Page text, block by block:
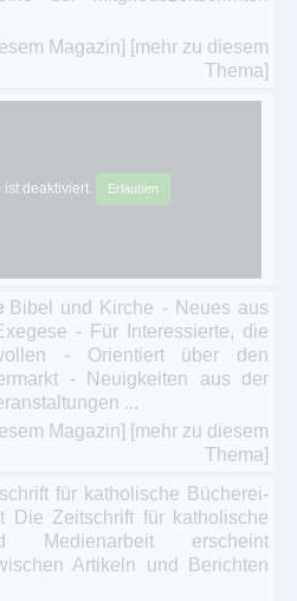
Magazin] [mehr zu diesem
Thema]
ist deaktiviert. Erlauben
Bibel und Kirche - Neues aus
- Für Interessierte, die
- Orientiert über den
- Neuigkeiten aus der
...
Magazin] [mehr zu diesem
Thema]
für katholische Bücherei-
Die Zeitschrift für katholische
Medienarbeit erscheint
Artikeln und Berichten